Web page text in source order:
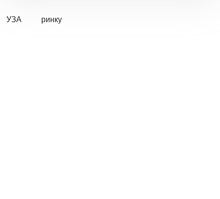
УЗА ринку